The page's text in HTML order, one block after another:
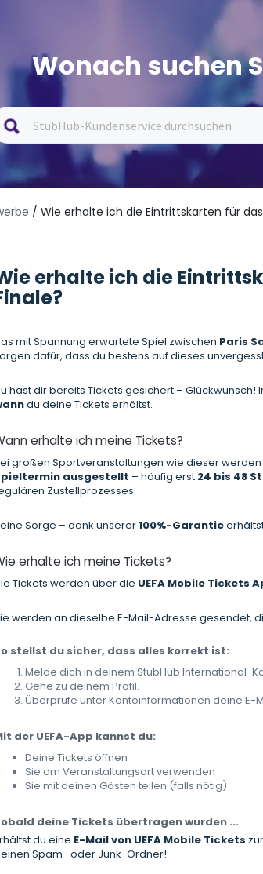
Wonach suchen
/ Wie erhalte ich die Eintrittskarten für
erhalte ich die
mit Spannung erwartete Spiel zwischen Paris
dafür, dass du bestens auf dieses
hast dir bereits Tickets gesichert –
du deine Tickets erhältst.
erhalte ich meine Tickets?
großen Sportveranstaltungen wie dieser werden
ausgestellt – häufig erst 24 bis 48
Zustellprozesses.
Sorge – dank unserer100%-Garantie
erhalte ich meine Tickets?
Tickets werden über die UEFA Mobile Tickets
werden an dieselbe E-Mail-Adresse gesendet,
stellst du sicher, dass alles korrekt ist:
Melde dich in deinem StubHub International-
Gehe zu deinem Profil.
Überprüfe unter Kontoinformationen deine
der UEFA-App kannst du:
Deine Tickets öffnen
Sie am Veranstaltungsort verwenden
Sie mit deinen Gästen teilen (falls nötig)
deine Tickets übertragen wurden ...
du eine E-Mail von UEFA Mobile Tickets
Spam- oder Junk-Ordner!